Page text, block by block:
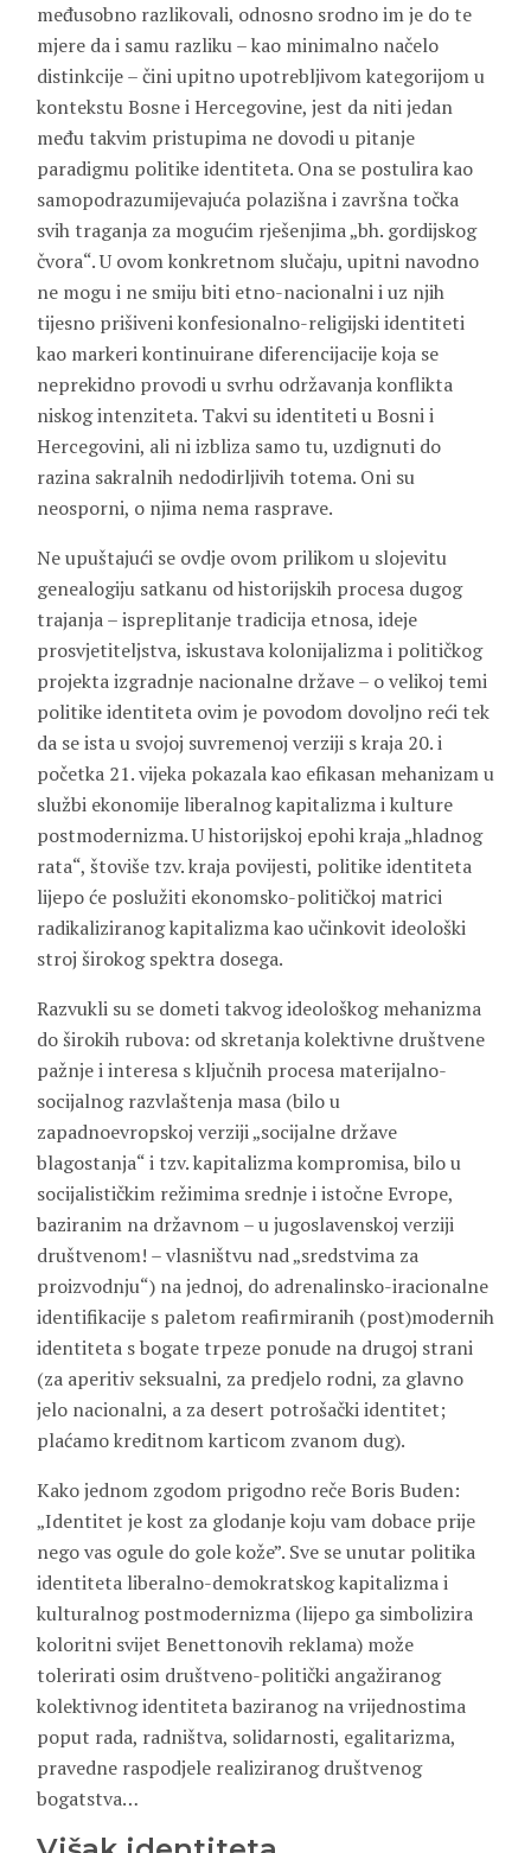
međusobno razlikovali, odnosno srodno im je do te
mjere da i samu razliku – kao minimalno načelo
distinkcije – čini upitno upotrebljivom kategorijom u
kontekstu Bosne i Hercegovine, jest da niti jedan
među takvim pristupima ne dovodi u pitanje
paradigmu politike identiteta. Ona se postulira kao
samopodrazumijevajuća polazišna i završna točka
svih traganja za mogućim rješenjima „bh. gordijskog
čvora“. U ovom konkretnom slučaju, upitni navodno
ne mogu i ne smiju biti etno-nacionalni i uz njih
tijesno prišiveni konfesionalno-religijski identiteti
kao markeri kontinuirane diferencijacije koja se
neprekidno provodi u svrhu održavanja konflikta
niskog intenziteta. Takvi su identiteti u Bosni i
Hercegovini, ali ni izbliza samo tu, uzdignuti do
razina sakralnih nedodirljivih totema. Oni su
neosporni, o njima nema rasprave.
Ne upuštajući se ovdje ovom prilikom u slojevitu
genealogiju satkanu od historijskih procesa dugog
trajanja – ispreplitanje tradicija etnosa, ideje
prosvjetiteljstva, iskustava kolonijalizma i političkog
projekta izgradnje nacionalne države – o velikoj temi
politike identiteta ovim je povodom dovoljno reći tek
da se ista u svojoj suvremenoj verziji s kraja 20. i
početka 21. vijeka pokazala kao efikasan mehanizam u
službi ekonomije liberalnog kapitalizma i kulture
postmodernizma. U historijskoj epohi kraja „hladnog
rata“, štoviše tzv. kraja povijesti, politike identiteta
lijepo će poslužiti ekonomsko-političkoj matrici
radikaliziranog kapitalizma kao učinkovit ideološki
stroj širokog spektra dosega.
Razvukli su se dometi takvog ideološkog mehanizma
do širokih rubova: od skretanja kolektivne društvene
pažnje i interesa s ključnih procesa materijalno-
socijalnog razvlaštenja masa (bilo u
zapadnoevropskoj verziji „socijalne države
blagostanja“ i tzv. kapitalizma kompromisa, bilo u
socijalističkim režimima srednje i istočne Evrope,
baziranim na državnom – u jugoslavenskoj verziji
društvenom! – vlasništvu nad „sredstvima za
proizvodnju“) na jednoj, do adrenalinsko-iracionalne
identifikacije s paletom reafirmiranih (post)modernih
identiteta s bogate trpeze ponude na drugoj strani
(za aperitiv seksualni, za predjelo rodni, za glavno
jelo nacionalni, a za desert potrošački identitet;
plaćamo kreditnom karticom zvanom dug).
Kako jednom zgodom prigodno reče Boris Buden:
„Identitet je kost za glodanje koju vam dobace prije
nego vas ogule do gole kože”. Sve se unutar politika
identiteta liberalno-demokratskog kapitalizma i
kulturalnog postmodernizma (lijepo ga simbolizira
koloritni svijet Benettonovih reklama) može
tolerirati osim društveno-politički angažiranog
kolektivnog identiteta baziranog na vrijednostima
poput rada, radništva, solidarnosti, egalitarizma,
pravedne raspodjele realiziranog društvenog
bogatstva…